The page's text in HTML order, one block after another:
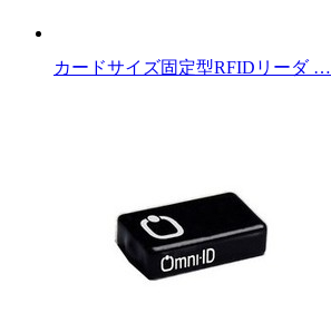
カードサイズ固定型RFIDリーダ …